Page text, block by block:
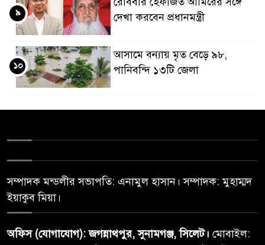
দেখা করবেন প্রধানমন্ত্রী
৯
আসামে বন্যায় মৃত বেড়ে ৯৮,
পানিবন্দি ১৩টি জেলা
১০
সম্পাদক মন্ডলীর সভাপতি: এনামুল হাসান। সম্পাদক: মুহাম্মদ
ইয়াকুব মিয়া।
অফিস (যোগাযোগ): জগন্নাথপুর, সুনামগঞ্জ, সিলেট। মোবাইল: